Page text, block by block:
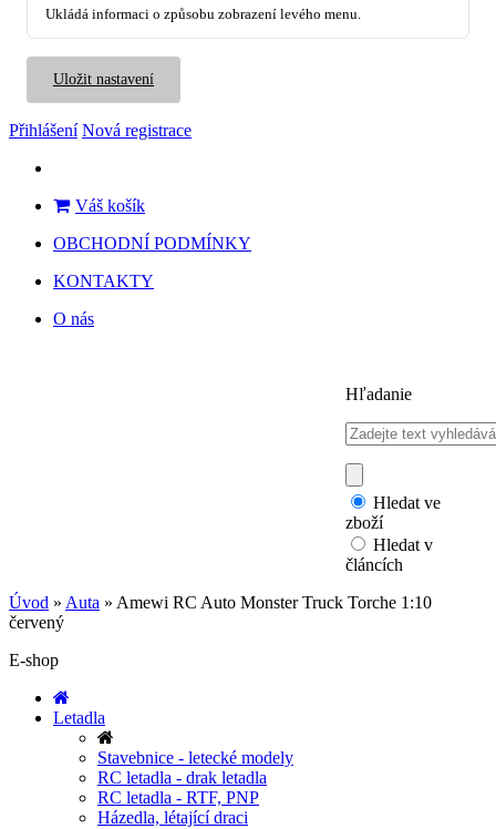
Ukládá informaci o způsobu zobrazení levého menu.
Uložit nastavení
Přihlášení Nová registrace
Váš košík
OBCHODNÍ PODMÍNKY
KONTAKTY
O nás
Hľadanie
Hledat ve
zboží
Hledat v
článcích
Úvod » Auta » Amewi RC Auto Monster Truck Torche 1:10
červený
E-shop
Letadla
Stavebnice - letecké modely
RC letadla - drak letadla
RC letadla - RTF, PNP
Házedla, létající draci